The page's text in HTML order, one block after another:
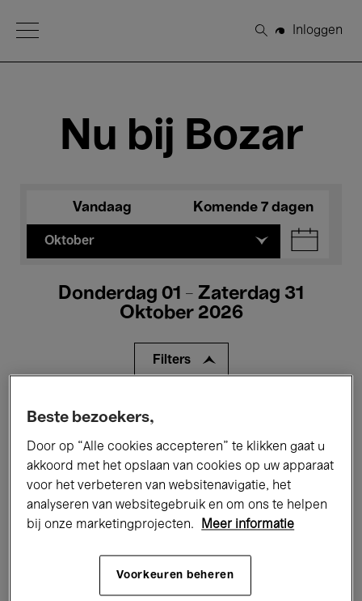
Open Menu
Zoeken
Inloggen
Nu bij Bozar
Vandaag Komende 7 dagen
Oktober
Donderdag 01 - Zaterdag 31
Oktober 2026
Filters
Alle evenementen
Tentoonstellingen Films
Performances Lezingen & Debatten
Jazz Klassieke Muziek Global Music
Beste bezoekers,
Door op “Alle cookies accepteren” te klikken gaat u
akkoord met het opslaan van cookies op uw apparaat
voor het verbeteren van websitenavigatie, het
analyseren van websitegebruik en om ons te helpen
bij onze marketingprojecten.
Meer informatie
Voorkeuren beheren